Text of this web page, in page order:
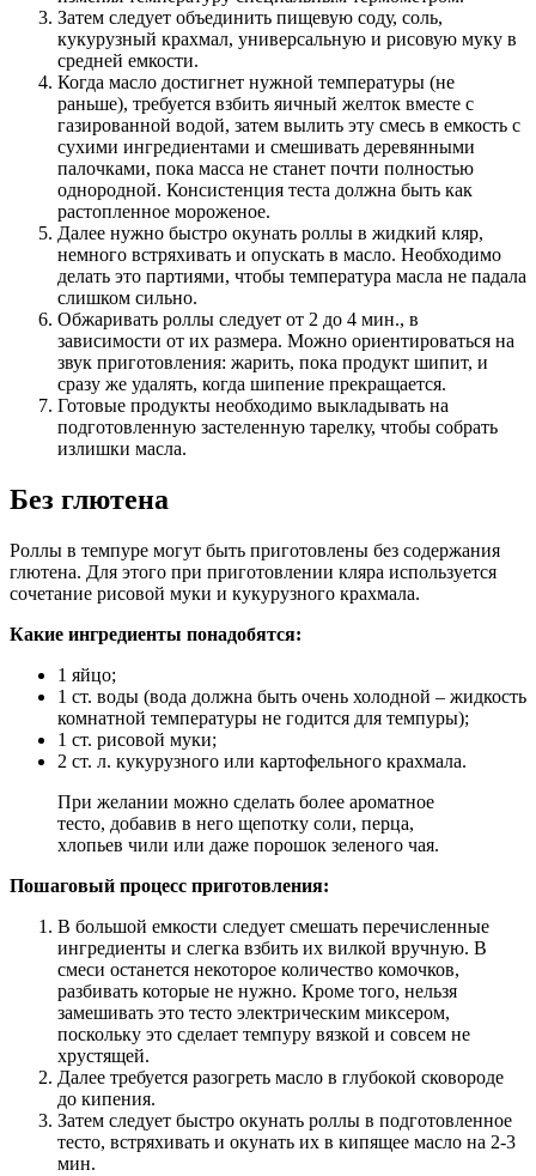
Затем следует объединить пищевую соду, соль,
кукурузный крахмал, универсальную и рисовую муку в
средней емкости.
Когда масло достигнет нужной температуры (не
раньше), требуется взбить яичный желток вместе с
газированной водой, затем вылить эту смесь в емкость с
сухими ингредиентами и смешивать деревянными
палочками, пока масса не станет почти полностью
однородной. Консистенция теста должна быть как
растопленное мороженое.
Далее нужно быстро окунать роллы в жидкий кляр,
немного встряхивать и опускать в масло. Необходимо
делать это партиями, чтобы температура масла не падала
слишком сильно.
Обжаривать роллы следует от 2 до 4 мин., в
зависимости от их размера. Можно ориентироваться на
звук приготовления: жарить, пока продукт шипит, и
сразу же удалять, когда шипение прекращается.
Готовые продукты необходимо выкладывать на
подготовленную застеленную тарелку, чтобы собрать
излишки масла.
Без глютена
Роллы в темпуре могут быть приготовлены без содержания
глютена. Для этого при приготовлении кляра используется
сочетание рисовой муки и кукурузного крахмала.
Какие ингредиенты понадобятся:
1 яйцо;
1 ст. воды (вода должна быть очень холодной – жидкость
комнатной температуры не годится для темпуры);
1 ст. рисовой муки;
2 ст. л. кукурузного или картофельного крахмала.
При желании можно сделать более ароматное
тесто, добавив в него щепотку соли, перца,
хлопьев чили или даже порошок зеленого чая.
Пошаговый процесс приготовления:
В большой емкости следует смешать перечисленные
ингредиенты и слегка взбить их вилкой вручную. В
смеси останется некоторое количество комочков,
разбивать которые не нужно. Кроме того, нельзя
замешивать это тесто электрическим миксером,
поскольку это сделает темпуру вязкой и совсем не
хрустящей.
Далее требуется разогреть масло в глубокой сковороде
до кипения.
Затем следует быстро окунать роллы в подготовленное
тесто, встряхивать и окунать их в кипящее масло на 2-3
мин.